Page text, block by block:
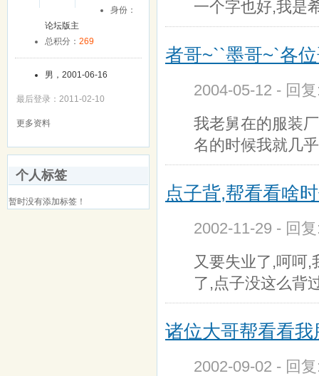
身份：
论坛版主
总积分： 269
男，2001-06-16
最后登录：2011-02-10
更多资料
个人标签
暂时没有添加标签！
一个字也好,我是
者哥~``墨哥~`各
2004-05-12 - 回
我老舅在的服装
名的时候我就几
点子背,帮看看啥
2002-11-29 - 回
又要失业了,呵呵
了,点子没这么背
诸位大哥帮看看
2002-09-02 - 回